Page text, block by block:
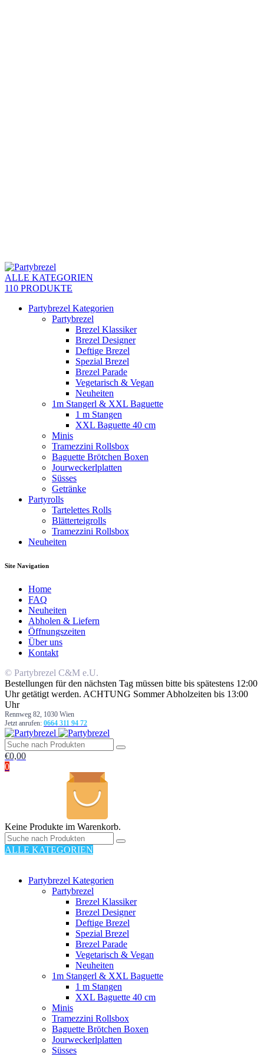
ALLE KATEGORIEN
110 PRODUKTE
Partybrezel Kategorien
Partybrezel
Brezel Klassiker
Brezel Designer
Deftige Brezel
Spezial Brezel
Brezel Parade
Vegetarisch & Vegan
Neuheiten
1m Stangerl & XXL Baguette
1 m Stangen
XXL Baguette 40 cm
Minis
Tramezzini Rollsbox
Baguette Brötchen Boxen
Jourweckerlplatten
Süsses
Getränke
Partyrolls
Tartelettes Rolls
Blätterteigrolls
Tramezzini Rollsbox
Neuheiten
Site Navigation
Home
FAQ
Neuheiten
Abholen & Liefern
Öffnungszeiten
Über uns
Kontakt
© Partybrezel C&M e.U.
Bestellungen für den nächsten Tag müssen bitte bis spätestens 12:00
Uhr getätigt werden. ACHTUNG Sommer Abholzeiten bis 13:00
Uhr
Rennweg 82, 1030 Wien
Jetzt anrufen: 0664 311 94 72
€0,00
0
Keine Produkte im Warenkorb.
ALLE KATEGORIEN
Partybrezel Kategorien
Partybrezel
Brezel Klassiker
Brezel Designer
Deftige Brezel
Spezial Brezel
Brezel Parade
Vegetarisch & Vegan
Neuheiten
1m Stangerl & XXL Baguette
1 m Stangen
XXL Baguette 40 cm
Minis
Tramezzini Rollsbox
Baguette Brötchen Boxen
Jourweckerlplatten
Süsses